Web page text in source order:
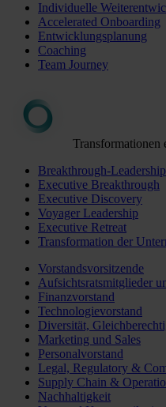
Individuelle
Accelerated Onboarding
Entwicklungsplanung
Coaching
Team Journey
Transformationen
Breakthrough-
Executive Breakthrough
Executive Discovery
Voyager Leadership
Executive Retreat
Transformation der
Vorstandsvorsitzende
Aufsichtsratsmitglieder
Finanzvorstand
Technologievorstand
Diversität,
Marketing und Sales
Personalvorstand
Legal, Regulatory &
Supply Chain &
Nachhaltigkeit